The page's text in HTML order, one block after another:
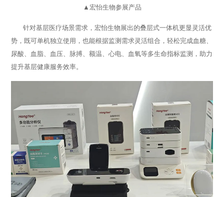
▲宏怡生物参展产品
针对基层医疗场景需求，宏怡生物展出的叠层式一体机更显灵活优
势，既可单机独立使用，也能根据监测需求灵活组合，轻松完成血糖、
尿酸、血脂、血压、脉搏、额温、心电、血氧等多生命指标监测，助力
提升基层健康服务效率。